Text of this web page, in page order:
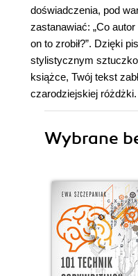
doświadczenia, pod
zastanawiać: „Co
on to zrobił?”. Dzięki
stylistycznym
książce, Twój tekst
czarodziejskiej różdżki.
Wybrane